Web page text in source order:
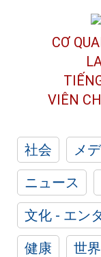
CƠ
VIÊN
社会 メ
ニュース
文化 - エン
健康
世界